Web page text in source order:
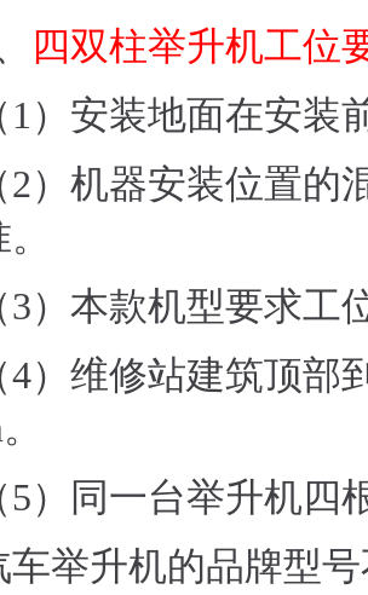
四双柱举升机工位
1）安装地面在安
2）机器安装位置的
3）本款机型要求工
4）维修站建筑顶
5）同一台举升机
车举升机的品牌型